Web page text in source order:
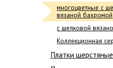
многоцветные с
вязаной бахромой
с шелковой
Коллекционная
Платки шерстяные